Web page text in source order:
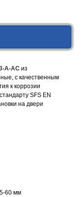
A-AC из
с качественным
к коррозии
SFS EN
на двери
60 мм